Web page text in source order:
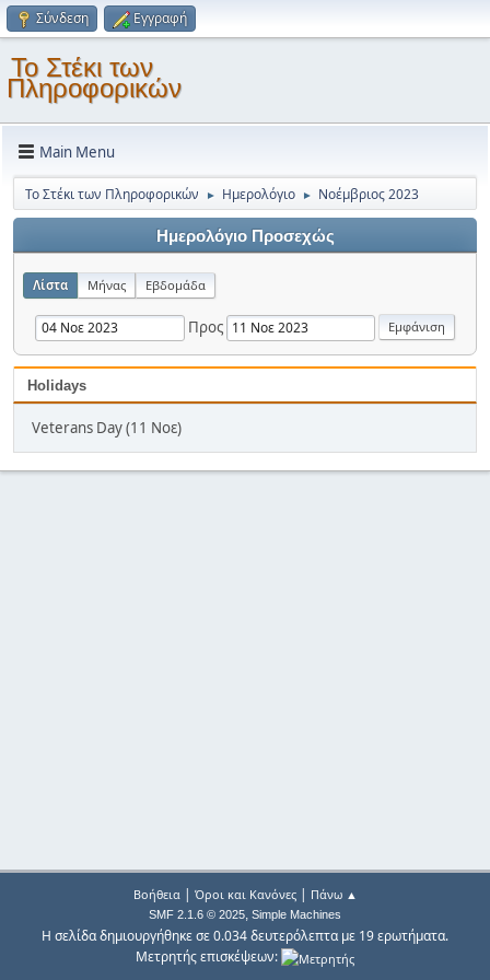
Σύνδεση Εγγραφή
Το Στέκι των
Πληροφορικών
Main Menu
Το Στέκι των Πληροφορικών ► Ημερολόγιο ► Νοέμβριος 2023
Ημερολόγιο Προσεχώς
Λίστα Μήνας Εβδομάδα
Προς
Holidays
Veterans Day (11 Νοε)
Βοήθεια| Όροι και Κανόνες| Πάνω ▲
SMF 2.1.6 © 2025, Simple Machines
Η σελίδα δημιουργήθηκε σε 0.034 δευτερόλεπτα με 19 ερωτήματα.
Μετρητής επισκέψεων: